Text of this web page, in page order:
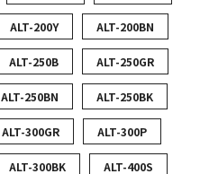
ALT-200Y ALT-200BN
ALT-250B ALT-250GR
ALT-250BN ALT-250BK
ALT-300GR ALT-300P
ALT-300BK ALT-400S